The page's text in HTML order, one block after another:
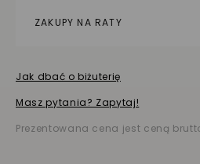
ZAKUPY NA RATY
Jak dbać o biżuterię
Masz pytania? Zapytaj!
Prezentowana cena jest ceną